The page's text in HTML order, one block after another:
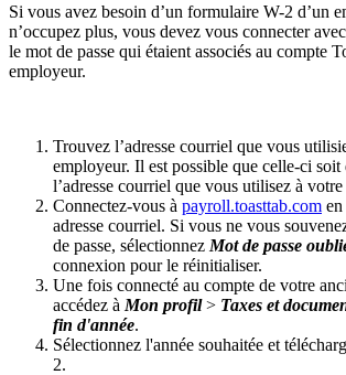
Si vous avez besoin d’un formulaire W-2 d’un
n’occupez plus, vous devez vous connecter
le mot de passe qui étaient associés au compte
employeur.
Trouvez l’adresse courriel que vous
employeur. Il est possible que celle-ci soit
l’adresse courriel que vous utilisez à
Connectez-vous à payroll.toasttab.com
adresse courriel. Si vous ne vous
de passe, sélectionnez Mot de passe
connexion pour le réinitialiser.
Une fois connecté au compte de votre
accédez à Mon profil> Taxes et
fin d'année.
Sélectionnez l'année souhaitée et
2.